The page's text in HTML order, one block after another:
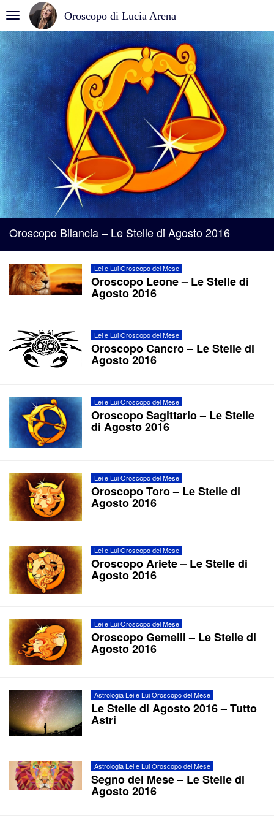
Oroscopo di Lucia Arena
Oroscopo Bilancia – Le Stelle di Agosto 2016
Lei e Lui Oroscopo del Mese
Oroscopo Leone – Le Stelle di
Agosto 2016
Lei e Lui Oroscopo del Mese
Oroscopo Cancro – Le Stelle di
Agosto 2016
Lei e Lui Oroscopo del Mese
Oroscopo Sagittario – Le Stelle
di Agosto 2016
Lei e Lui Oroscopo del Mese
Oroscopo Toro – Le Stelle di
Agosto 2016
Lei e Lui Oroscopo del Mese
Oroscopo Ariete – Le Stelle di
Agosto 2016
Lei e Lui Oroscopo del Mese
Oroscopo Gemelli – Le Stelle di
Agosto 2016
Astrologia Lei e Lui Oroscopo del Mese
Le Stelle di Agosto 2016 – Tutto
Astri
Astrologia Lei e Lui Oroscopo del Mese
Segno del Mese – Le Stelle di
Agosto 2016